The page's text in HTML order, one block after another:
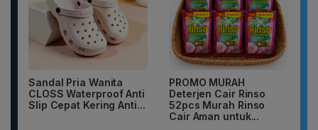
Sandal Pria Wanita
CLOSS Waterproof Anti
Slip Cepat Kering Anti...
PROMO MURAH
Deterjen Cair Rinso
52pcs Murah Rinso
Cair Aman untuk...